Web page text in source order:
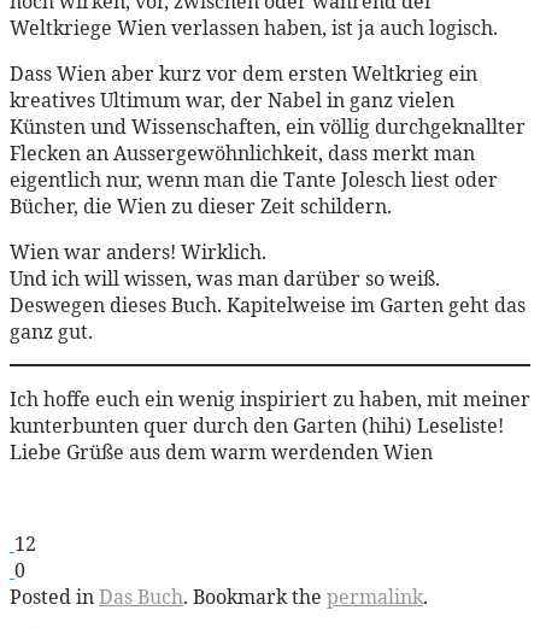
Weltkriege Wien verlassen haben, ist ja auch logisch.
Dass Wien aber kurz vor dem ersten Weltkrieg ein
kreatives Ultimum war, der Nabel in ganz vielen
Künsten und Wissenschaften, ein völlig durchgeknallter
Flecken an Aussergewöhnlichkeit, dass merkt man
eigentlich nur, wenn man die Tante Jolesch liest oder
Bücher, die Wien zu dieser Zeit schildern.
Wien war anders! Wirklich.
Und ich will wissen, was man darüber so weiß.
Deswegen dieses Buch. Kapitelweise im Garten geht das
ganz gut.
Ich hoffe euch ein wenig inspiriert zu haben, mit meiner
kunterbunten quer durch den Garten (hihi) Leseliste!
Liebe Grüße aus dem warm werdenden Wien
12
0
Posted inDas Buch. Bookmark the permalink.